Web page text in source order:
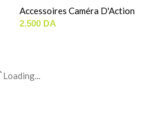
010-TGP)
Accessoires Caméra D'Action
2.500 DA